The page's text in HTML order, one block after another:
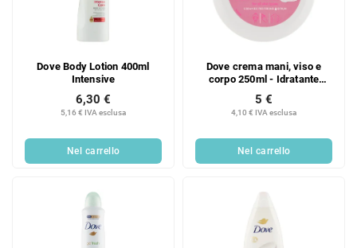
Dove Body Lotion 400ml
Intensive
5,16 € IVA esclusa
6,30 €
Nel carrello
Dove crema mani, viso e
corpo 250ml - Idratante
Leggera
4,10 € IVA esclusa
5 €
Nel carrello